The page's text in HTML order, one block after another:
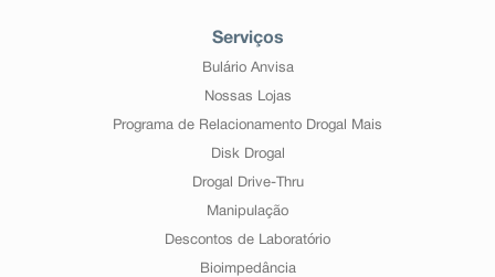
Serviços
Bulário Anvisa
Nossas Lojas
Programa de Relacionamento Drogal Mais
Disk Drogal
Drogal Drive-Thru
Manipulação
Descontos de Laboratório
Bioimpedância